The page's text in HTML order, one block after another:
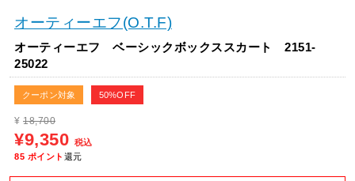
オーティーエフ(O.T.F)
オーティーエフ ベーシックボックススカート 2151-
25022
クーポン対象 50%OFF
¥ 18,700
¥9,350 税込
85 ポイント 還元